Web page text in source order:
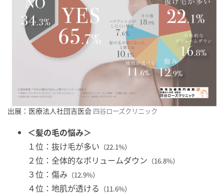
出展：医療法人社団吉医会 四谷ローズクリニック
＜髪の毛の悩み＞
１位：抜け毛が多い （22.1%）
２位：全体的なボリュームダウン （16.8%）
３位：傷み （12.9%）
４位：地肌が透ける （11.6%）